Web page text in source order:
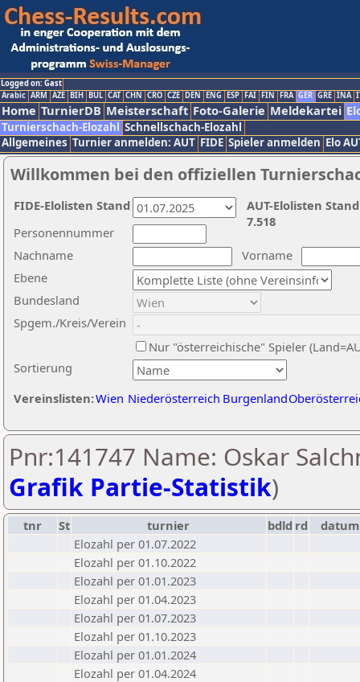
Logged on: Gast
Arabic ARM AZE BIH BUL CAT CHN CRO CZE DEN ENG ESP FAI FIN FRA GER GRE INA
Home TurnierDB Meisterschaft Foto-Galerie Meldekartei
Turnierschach-Elozahl Schnellschach-Elozahl
Allgemeines Turnier anmelden: AUT FIDE Spieler anmelden Elo
Willkommen bei den offiziellen
Nachname
Vorname
Ebene
Sortierung
Personennummer
Bundesland
Spgem./Kreis/Verein
Nur "österreichische" Spieler
Vereinslisten:Wien Niederösterreich Burgenland
AUT-Elolisten
7.518
FIDE-Elolisten Stand
Pnr:141747 Name: Oskar
Grafik Partie-Statistik)
tnr St turnier bdld rd
datum
Elozahl per 01.07.2022
Elozahl per 01.10.2022
Elozahl per 01.01.2023
Elozahl per 01.04.2023
Elozahl per 01.07.2023
Elozahl per 01.10.2023
Elozahl per 01.01.2024
Elozahl per 01.04.2024